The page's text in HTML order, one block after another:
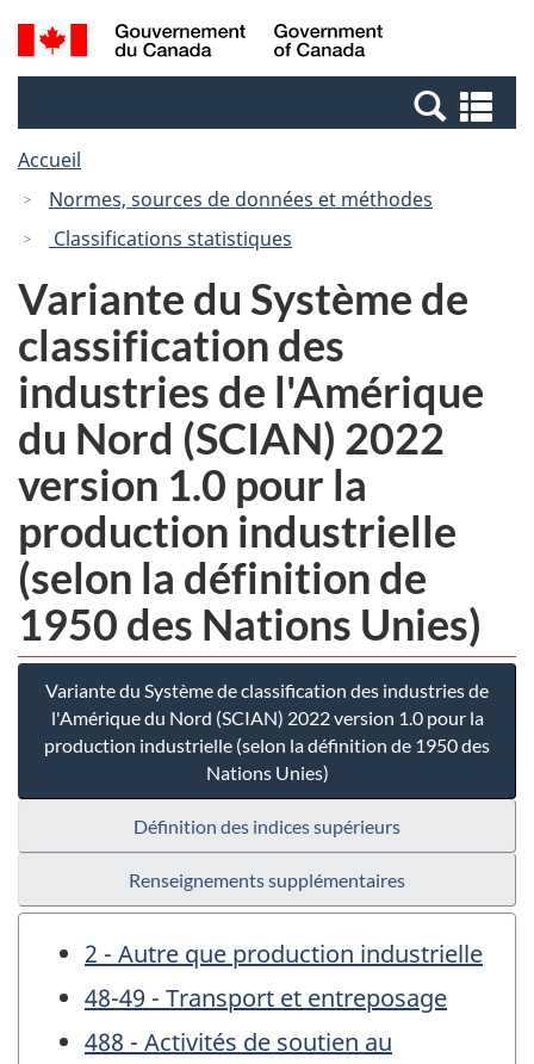
Passer
au
Passer
à
Canada
Recherche
et
et
Accueil
Normes, sources de données et méthodes
Classifications statistiques
Variante du Système de
classification des
industries de l'Amérique
du Nord (SCIAN) 2022
version 1.0 pour la
production industrielle
(selon la définition de
1950 des Nations Unies)
Variante du Système de classification des industries de
l'Amérique du Nord (SCIAN) 2022 version 1.0 pour la
production industrielle (selon la définition de 1950 des
Nations Unies)
Définition des indices supérieurs
Renseignements supplémentaires
2 - Autre que production industrielle
48-49 - Transport et entreposage
488 - Activités de soutien au